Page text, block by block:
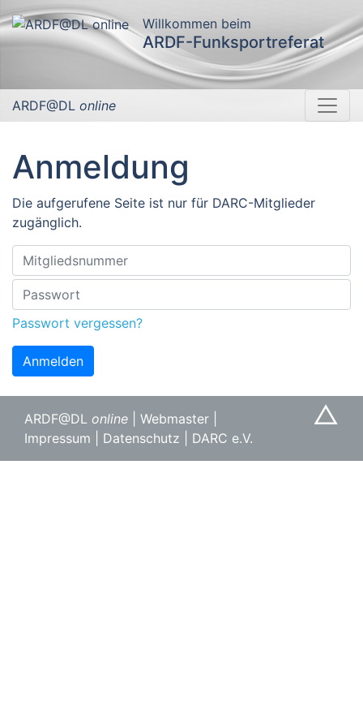
Willkommen beim
ARDF-Funksportreferat
ARDF@DL online
Anmeldung
Die aufgerufene Seite ist nur für DARC-Mitglieder
zugänglich.
Passwort vergessen?
Anmelden
△
ARDF@DL online Webmaster
Impressum
Datenschutz DARC e.V.